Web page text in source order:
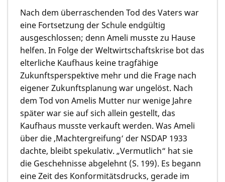
Nach dem überraschenden Tod des Vaters war
eine Fortsetzung der Schule endgültig
ausgeschlossen; denn Ameli musste zu Hause
helfen. In Folge der Weltwirtschaftskrise bot das
elterliche Kaufhaus keine tragfähige
Zukunftsperspektive mehr und die Frage nach
eigener Zukunftsplanung war ungelöst. Nach
dem Tod von Amelis Mutter nur wenige Jahre
später war sie auf sich allein gestellt, das
Kaufhaus musste verkauft werden. Was Ameli
über die ‚Machtergreifung‘ der NSDAP 1933
dachte, bleibt spekulativ. „Vermutlich“ hat sie
die Geschehnisse abgelehnt (S. 199). Es begann
eine Zeit des Konformitätsdrucks, gerade im